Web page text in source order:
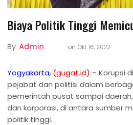
Biaya Politik Tinggi
By Admin on Okt 16, 2022
Yogyakarta, (gugat.id) – Korupsi
pejabat dan politisi dalam
pemerintah pusat sampai
dan korporasi, di antara sumber
politik tinggi.